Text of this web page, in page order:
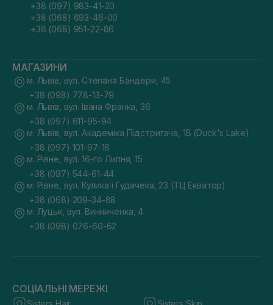
+38 (097) 983-41-20
+38 (068) 693-46-00
+38 (068) 951-22-86
МАГАЗИНИ
м. Львів, вул. Степана Бандери, 45
+38 (098) 778-13-79
м. Львів, вул. Івана Франка, 36
+38 (097) 611-95-94
м. Львів, вул. Академіка Підстригача, 1В (Duck's Lake)
+38 (097) 101-97-16
м. Рівне, вул. 16-го Липня, 15
+38 (097) 544-61-44
м. Рівне, вул. Кулика і Гудачека, 23 (ТЦ Екватор)
+38 (068) 209-34-88
м. Луцьк, вул. Винниченка, 4
+38 (098) 076-60-62
СОЦІАЛЬНІ МЕРЕЖІ